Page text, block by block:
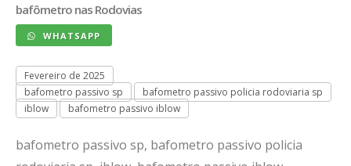
bafômetro nas Rodovias
WHATSAPP
Fevereiro de 2025
bafometro passivo sp
bafometro passivo policia rodoviaria sp
iblow
bafometro passivo iblow
bafometro passivo sp, bafometro passivo policia